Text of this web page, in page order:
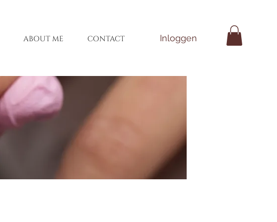
ABOUT ME CONTACT Inloggen